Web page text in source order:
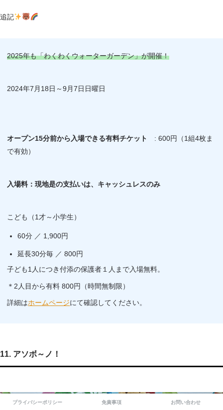
追記
2025年も「わくわくウォーターガーデン」が開催！
2024年7月18日～9月7日日曜日
オープン15分前から入場できる有料チケット
: 600円（1組4枚ま
で有効）
入場料：現地是の支払いは、キャッシュレスのみ
こども（1才～小学生）
60分 ／ 1,900円
延長30分毎 ／ 800円
子ども1人につき付添の保護者１人まで入場無料。
＊2人目から有料 800円（時間無制限）
詳細はホームページにて確認してください。
11. アソボ～ノ！
プライバシーポリシー 免責事項 お問い合わせ